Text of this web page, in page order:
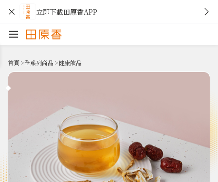
立即下載田原香APP
首頁>全系列商品 >健康飲品